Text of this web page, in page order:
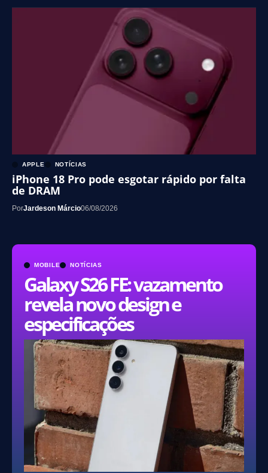
MOBILE NOTÍCIAS
Galaxy S26 FE: vazamento
revela novo design e
especificações
APPLE NOTÍCIAS
iPhone 18 Pro pode esgotar rápido por falta
de DRAM
PorJardeson Márcio06/08/2026